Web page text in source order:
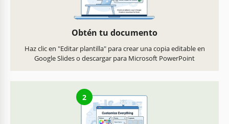
Obtén tu documento
Haz clic en "Editar plantilla" para crear una copia editable en
Google Slides o descargar para Microsoft PowerPoint
2